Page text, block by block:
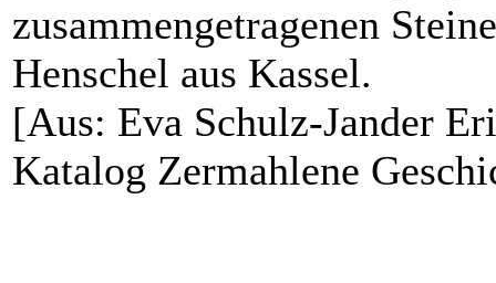
zusammengetragenen
Henschel aus Kassel.
[Aus: Eva Schulz-Jander
Katalog Zermahlene